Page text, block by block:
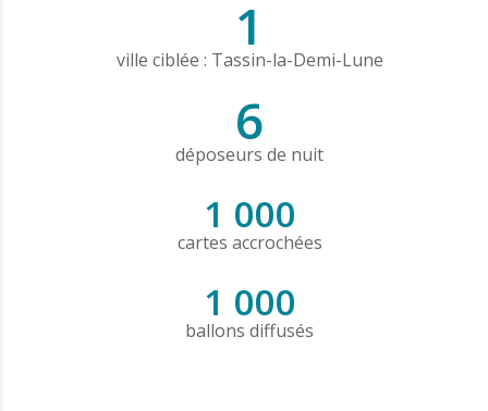
1
ville ciblée : Tassin-la-Demi-Lune
6
déposeurs de nuit
1 000
cartes accrochées
1 000
ballons diffusés